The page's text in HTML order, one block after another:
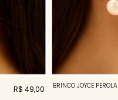
R$ 49,00 BRINCO JOYCE PEROLA